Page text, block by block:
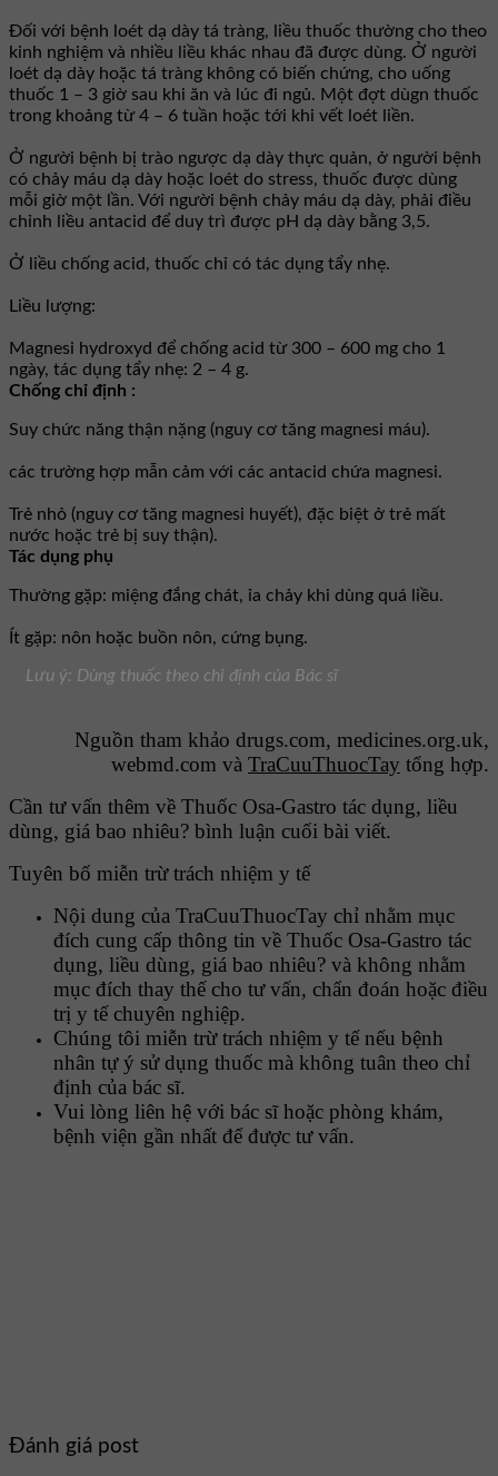
Đối với bệnh loét dạ dày tá tràng, liều thuốc thường cho theo
kinh nghiệm và nhiều liều khác nhau đã được dùng. Ở người
loét dạ dày hoặc tá tràng không có biến chứng, cho uống
thuốc 1 – 3 giờ sau khi ăn và lúc đi ngủ. Một đợt dùgn thuốc
trong khoảng từ 4 – 6 tuần hoặc tới khi vết loét liền.
Ở người bệnh bị trào ngược dạ dày thực quản, ở người bệnh
có chảy máu dạ dày hoặc loét do stress, thuốc được dùng
mỗi giờ một lần. Với người bệnh chảy máu dạ dày, phải điều
chỉnh liều antacid để duy trì được pH dạ dày bằng 3,5.
Ở liều chống acid, thuốc chỉ có tác dụng tẩy nhẹ.
Liều lượng:
Magnesi hydroxyd để chống acid từ 300 – 600 mg cho 1
ngày, tác dụng tẩy nhẹ: 2 – 4 g.
Chống chỉ định :
Suy chức năng thận nặng (nguy cơ tăng magnesi máu).
các trường hợp mẫn cảm với các antacid chứa magnesi.
Trẻ nhỏ (nguy cơ tăng magnesi huyết), đặc biệt ở trẻ mất
nước hoặc trẻ bị suy thận).
Tác dụng phụ
Thường gặp: miệng đắng chát, ỉa chảy khi dùng quá liều.
Ít gặp: nôn hoặc buồn nôn, cứng bụng.
Lưu ý: Dùng thuốc theo chỉ định của Bác sĩ
Nguồn tham khảo drugs.com, medicines.org.uk,
webmd.com và TraCuuThuocTay tổng hợp.
Cần tư vấn thêm về Thuốc Osa-Gastro tác dụng, liều
dùng, giá bao nhiêu? bình luận cuối bài viết.
Tuyên bố miễn trừ trách nhiệm y tế
Nội dung của TraCuuThuocTay chỉ nhằm mục
đích cung cấp thông tin về Thuốc Osa-Gastro tác
dụng, liều dùng, giá bao nhiêu? và không nhằm
mục đích thay thế cho tư vấn, chẩn đoán hoặc điều
trị y tế chuyên nghiệp.
Chúng tôi miễn trừ trách nhiệm y tế nếu bệnh
nhân tự ý sử dụng thuốc mà không tuân theo chỉ
định của bác sĩ.
Vui lòng liên hệ với bác sĩ hoặc phòng khám,
bệnh viện gần nhất để được tư vấn.
Đánh giá post